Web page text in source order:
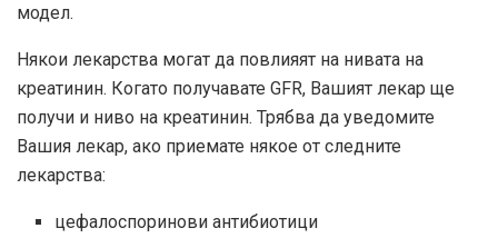
модел.
Някои лекарства могат да повлияят на нивата на
креатинин. Когато получавате GFR, Вашият лекар ще
получи и ниво на креатинин. Трябва да уведомите
Вашия лекар, ако приемате някое от следните
лекарства:
цефалоспоринови антибиотици